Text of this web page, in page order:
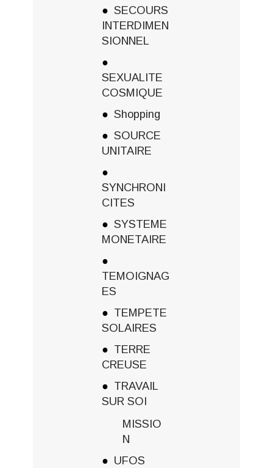
SECOURS
INTERDIMEN
SIONNEL
SEXUALITE
COSMIQUE
Shopping
SOURCE
UNITAIRE
SYNCHRONI
CITES
SYSTEME
MONETAIRE
TEMOIGNAG
ES
TEMPETE
SOLAIRES
TERRE
CREUSE
TRAVAIL
SUR SOI
MISSIO
N
UFOS